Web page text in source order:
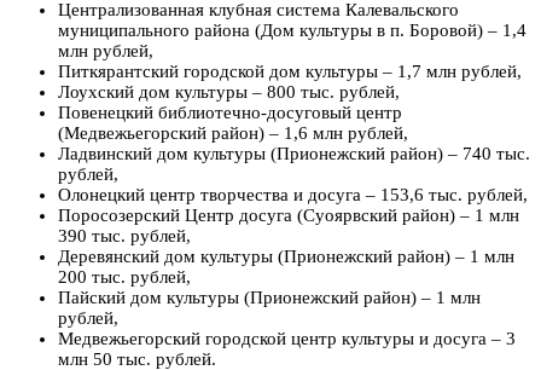
Централизованная клубная система Калевальского
муниципального района (Дом культуры в п. Боровой) – 1,4
млн рублей,
Питкярантский городской дом культуры – 1,7 млн рублей,
Лоухский дом культуры – 800 тыс. рублей,
Повенецкий библиотечно-досуговый центр
(Медвежьегорский район) – 1,6 млн рублей,
Ладвинский дом культуры (Прионежский район) – 740 тыс.
рублей,
Олонецкий центр творчества и досуга – 153,6 тыс. рублей,
Поросозерский Центр досуга (Суоярвский район) – 1 млн
390 тыс. рублей,
Деревянский дом культуры (Прионежский район) – 1 млн
200 тыс. рублей,
Пайский дом культуры (Прионежский район) – 1 млн
рублей,
Медвежьегорский городской центр культуры и досуга – 3
млн 50 тыс. рублей.